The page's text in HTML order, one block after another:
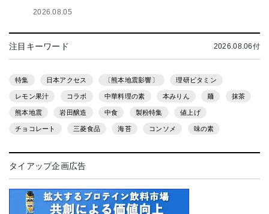
2026.08.05
注目キーワード 2026.08.06付
特集 日本アクセス 〔熊本地震影響〕 理研ビタミン
レモン果汁 コラボ 中華料理の素 本みりん 麺 抹茶
熊本地震 岩田醸造 中食 製粉特集 値上げ
チョコレート 三菱食品 海苔 コンソメ 味の素
タイアップ企画広告